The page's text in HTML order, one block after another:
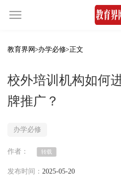
教育界网>办学必修>正文
校外培训机构如何
牌推广？
办学必修
作者： 转载
发布时间： 2025-05-20